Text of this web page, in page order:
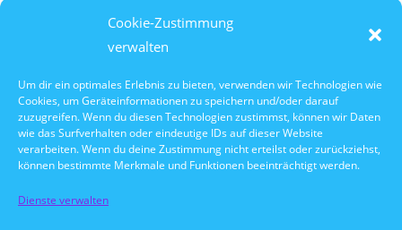
Cookie-Zustimmung
verwalten
Um dir ein optimales Erlebnis zu bieten, verwenden wir Technologien wie
Cookies, um Geräteinformationen zu speichern und/oder darauf
zuzugreifen. Wenn du diesen Technologien zustimmst, können wir Daten
wie das Surfverhalten oder eindeutige IDs auf dieser Website
verarbeiten. Wenn du deine Zustimmung nicht erteilst oder zurückziehst,
können bestimmte Merkmale und Funktionen beeinträchtigt werden.
Dienste verwalten
8. August 2026
14:30 Uhr Walhalla Schifffahrt